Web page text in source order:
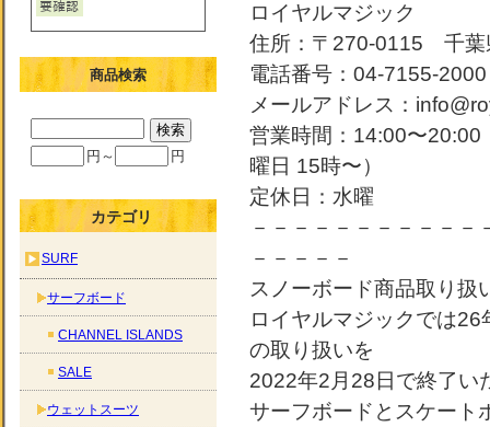
ロイヤルマジック
住所：〒270-0115 千葉
電話番号：04-7155-2000
メールアドレス：
営業時間：14:00〜20:00
曜日 15時〜）
定休日：水曜
－－－－－－－－－－
－－－－－
スノーボード商品取り扱
ロイヤルマジックでは
の取り扱いを
2022年2月28日で終了い
サーフボードとスケート
商品検索
円～ 円
カテゴリ
SURF
サーフボード
CHANNEL ISLANDS
SALE
ウェットスーツ